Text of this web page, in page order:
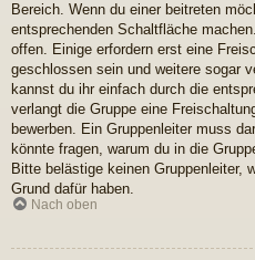
Bereich. Wenn du einer beitreten
entsprechenden Schaltfläche
offen. Einige erfordern erst eine
geschlossen sein und weitere sogar
kannst du ihr einfach durch die
verlangt die Gruppe eine
bewerben. Ein Gruppenleiter muss
könnte fragen, warum du in die
Bitte belästige keinen Gruppenleiter,
Grund dafür haben.
Nach oben